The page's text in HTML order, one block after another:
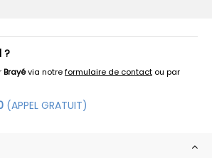
?
Brayévia notreformulaire de contact ou par
(APPEL GRATUIT)